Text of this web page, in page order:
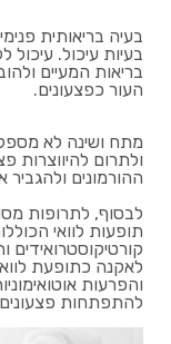
בעיה בריאותית
בעיות עיכול. עיכול
בריאות המעיים
העור כפצעונים.
מתח ושינה לא
ולתרום להיווצרות
ההורמונים
לבסוף, לתרופות
תופעות לוואי
קורטיקוסטרואידים
לאקנה כתופעת
והפרעות
להתפתחות